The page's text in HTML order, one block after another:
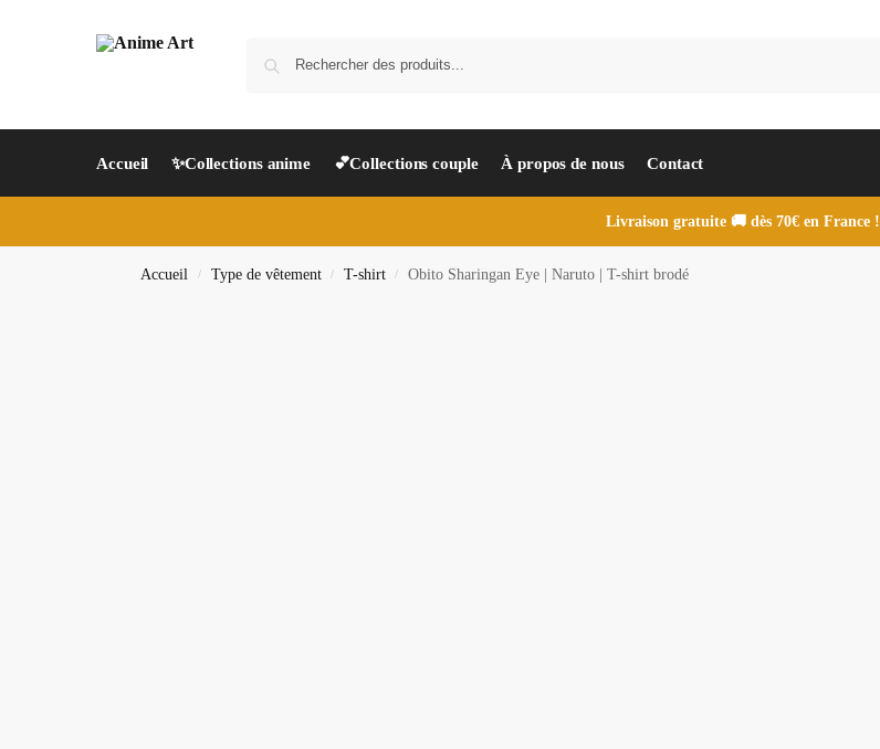
Accueil ✨Collections anime 💕Collections couple À propos de nous Contact
Livraison gratuite 🚚 dès 70€ en France !
Accueil / Type de vêtement / T-shirt / Obito Sharingan Eye | Naruto | T-shirt brodé